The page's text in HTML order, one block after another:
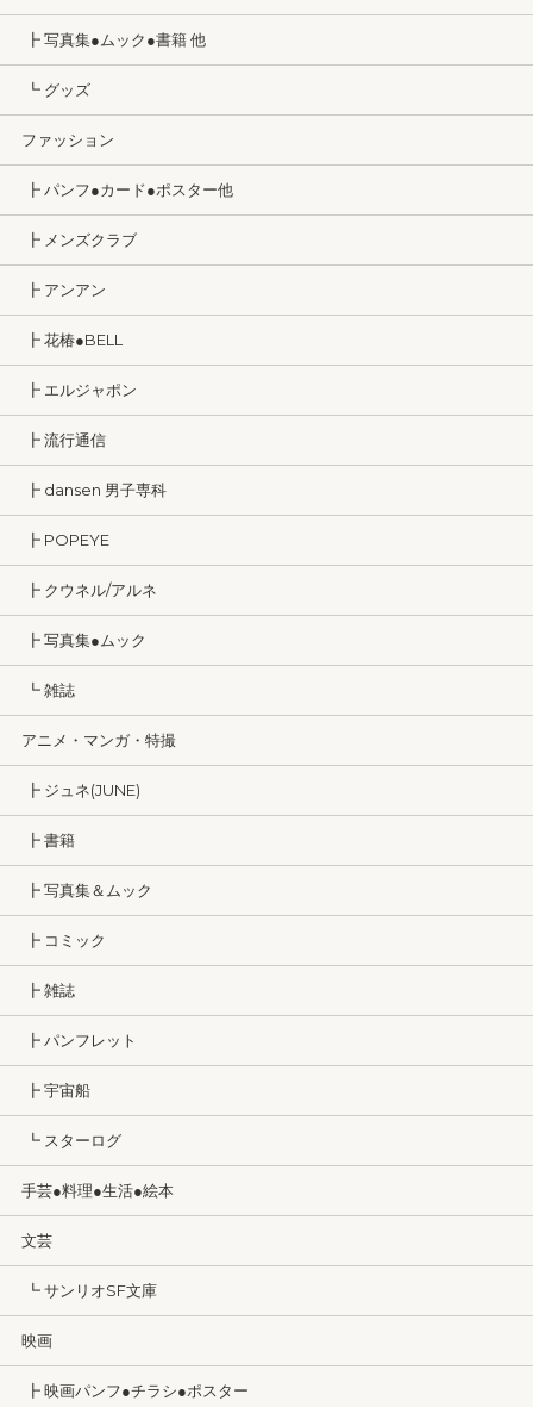
┣ 写真集●ムック●書籍 他
┗ グッズ
ファッション
┣ パンフ●カード●ポスター他
┣ メンズクラブ
┣ アンアン
┣ 花椿●BELL
┣ エルジャポン
┣ 流行通信
┣ dansen 男子専科
┣ POPEYE
┣ クウネル/アルネ
┣ 写真集●ムック
┗ 雑誌
アニメ・マンガ・特撮
┣ ジュネ(JUNE)
┣ 書籍
┣ 写真集＆ムック
┣ コミック
┣ 雑誌
┣ パンフレット
┣ 宇宙船
┗ スターログ
手芸●料理●生活●絵本
文芸
┗ サンリオSF文庫
映画
┣ 映画パンフ●チラシ●ポスター